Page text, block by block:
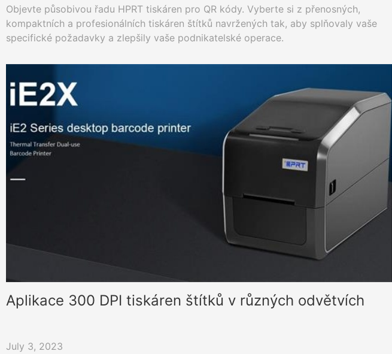
Objevte působivou řadu HPRT tiskáren pro QR kódy. Vyberte si z přenosných,
kompaktních a profesionálních tiskáren štítků navržených tak, aby splňovaly vaše
specifické požadavky a zlepšily vaše podnikatelské operace.
Aplikace 300 DPI tiskáren štítků v různých odvětvích
July 3, 2023